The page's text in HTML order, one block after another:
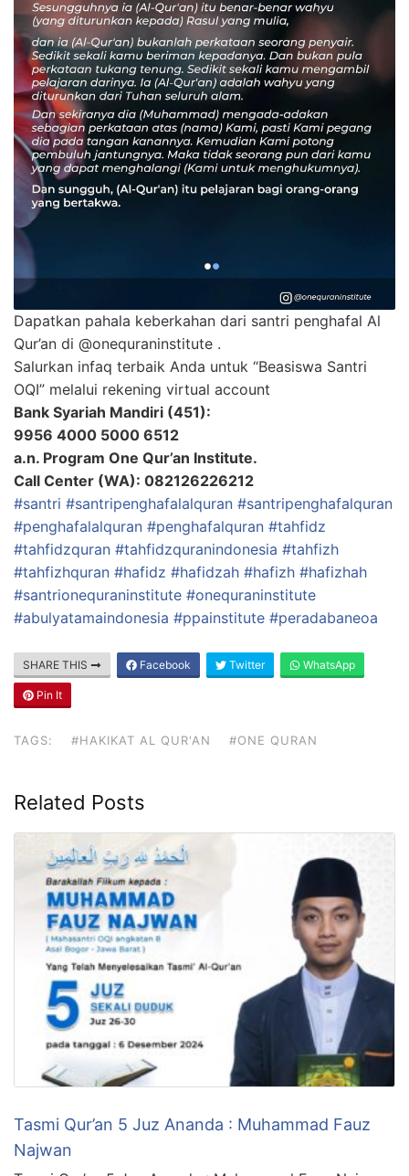
Dapatkan pahala keberkahan dari santri penghafal Al
Qur’an di @onequraninstitute .
Salurkan infaq terbaik Anda untuk “Beasiswa Santri
OQI” melalui rekening virtual account
Bank Syariah Mandiri (451):
9956 4000 5000 6512
a.n. Program One Qur’an Institute.
Call Center (WA): 082126226212
#santri #santripenghafalalquran #santripenghafalquran
#penghafalalquran #penghafalquran #tahfidz
#tahfidzquran #tahfidzquranindonesia #tahfizh
#tahfizhquran #hafidz #hafidzah #hafizh #hafizhah
#santrionequraninstitute #onequraninstitute
#abulyatamaindonesia #ppainstitute #peradabaneoa
SHARE THIS Facebook Twitter WhatsApp
Pin It
TAGS: #HAKIKAT AL QUR'AN #ONE QURAN
Related Posts
Tasmi Qur’an 5 Juz Ananda : Muhammad Fauz
Najwan